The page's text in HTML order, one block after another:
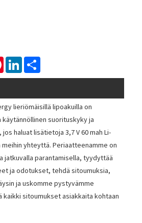
PinterestLinkedIn
lieriömäisillä lipoakuilla on
suorituskyky ja
haluat lisätietoja 3,7 V 60 mah Li-
yhteyttä. Periaatteenamme on
jatkuvalla parantamisella, tyydyttää
ja odotukset, tehdä sitoumuksia,
ja uskomme pystyvämme
kaikki sitoumukset asiakkaita kohtaan